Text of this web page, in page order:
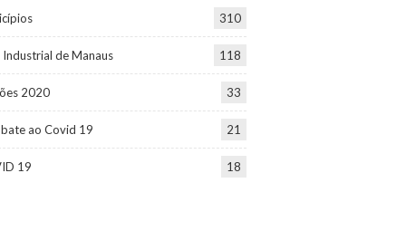
310
Industrial de Manaus 118
2020 33
ao Covid 19 21
19 18